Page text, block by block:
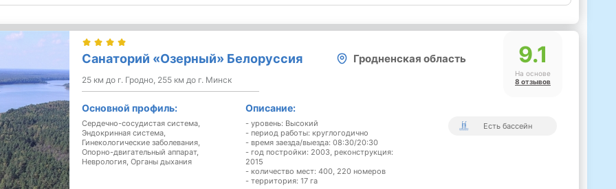
Санаторий «Озерный» Белоруссия Гродненская область
25 км до г. Гродно, 255 км до г. Минск
9.1
На основе
8 отзывов
Основной профиль:
Сердечно-сосудистая система,
Эндокринная система,
Гинекологические заболевания,
Опорно-двигательный аппарат,
Неврология, Органы дыхания
Описание:
- уровень: Высокий
- период работы: круглогодично
- время заезда/выезда: 08:30/20:30
- год постройки: 2003, реконструкция:
2015
- количество мест: 400, 220 номеров
- территория: 17 га
Есть бассейн